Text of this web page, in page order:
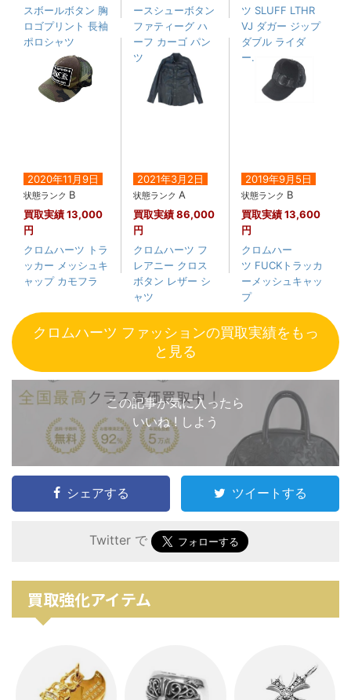
スボールボタン 胸
ロゴプリント 長袖
ポロシャツ
ースシューボタン
ファティーグ ハ
ーフ カーゴ パン
ツ
ツ SLUFF LTHR
VJ ダガー ジップ
ダブル ライダ
ー....
2020年11月9日
状態ランク B
買取実績13,000
円
クロムハーツ トラ
ッカー メッシュキ
ャップ カモフラ
2021年3月2日
状態ランクA
買取実績86,000
円
クロムハーツ フ
レアニー クロス
ボタン レザー シ
ャツ
2019年9月5日
状態ランク B
買取実績13,600
円
クロムハー
ツ FUCKトラッカ
ーメッシュキャッ
プ
クロムハーツ ファッションの買取実績をもっ
と見る
この記事が気に入ったら
いいね ! しよう
シェアする ツイートする
Twitter で
買取強化アイテム